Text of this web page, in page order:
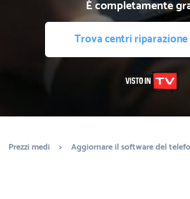
È completamente
Trova centri
Prezzi medi > Aggiornare il software del